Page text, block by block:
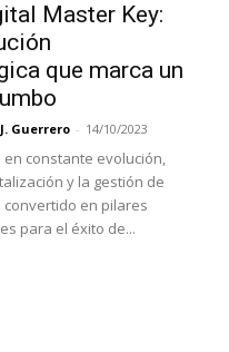
Master Key:
que marca un
Guerrero - 14/10/2023
en constante evolución,
y la gestión de
convertido en pilares
para el éxito de...